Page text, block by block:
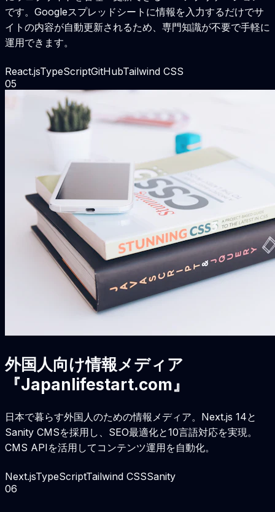
です。Googleスプレッドシートに情報を入力するだけでサ
イトの内容が自動更新されるため、専門知識が不要で手軽に
運用できます。
React.jsTypeScriptGitHubTailwind CSS
05
外国人向け情報メディア
『Japanlifestart.com』
日本で暮らす外国人のための情報メディア。Next.js 14と
Sanity CMSを採用し、SEO最適化と10言語対応を実現。
CMS APIを活用してコンテンツ運用を自動化。
Next.jsTypeScriptTailwind CSSSanity
06